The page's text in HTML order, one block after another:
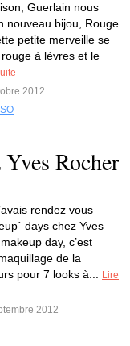
Guerlain nous
nouveau bijou, Rouge
petite merveille se
à lèvres et le
2012
Rocher
rendez vous
days chez Yves
day, c’est
de la
pour 7 looks à...
Lire
2012